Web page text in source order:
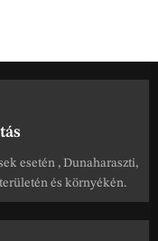
esetén , Dunaharaszti,
és környékén.